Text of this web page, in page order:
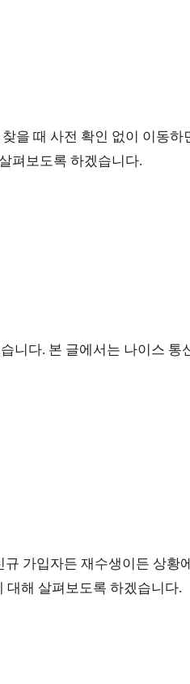
을 때 사전 확인 없이 이동하
펴보도록 하겠습니다.
니다. 본 글에서는 나이스 통
가입자든 재수생이든 상황
대해 살펴보도록 하겠습니다.